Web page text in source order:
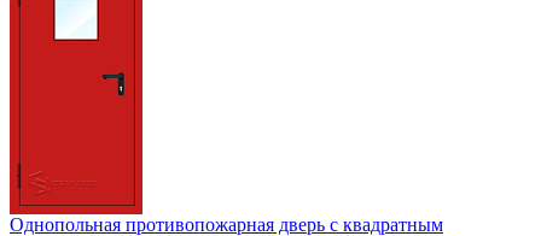
Однопольная противопожарная дверь с квадратным